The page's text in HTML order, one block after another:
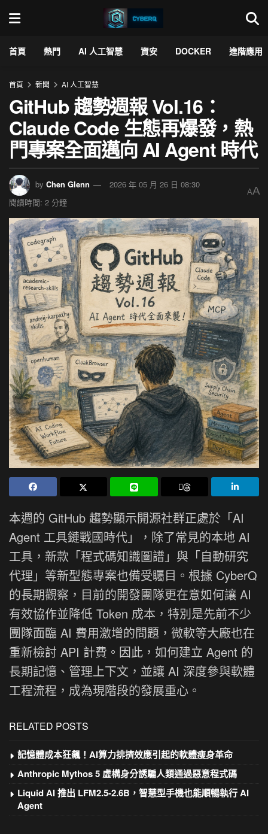
首頁 熱門 AI 人工智慧 資安 DOCKER 進階應用
首頁 新聞 AI 人工智慧
GitHub 趨勢週報 Vol.16：
Claude Code 生態再爆發，熱
門專案全面邁向 AI Agent 時代
by Chen Glenn
2026 年 05 月 26 日 08:30
閱讀時間: 2 分鐘
AA
本週的 GitHub 趨勢顯示開源社群正處於「AI
Agent 工具鏈戰國時代」，除了常見的本地 AI
工具，新款「程式碼知識圖譜」與「自動研究
代理」等新型態專案也備受矚目。根據 CyberQ
的長期觀察，目前的開發團隊更在意如何讓 AI
有效協作並降低 Token 成本，特別是先前不少
團隊面臨 AI 費用激增的問題，微軟等大廠也在
重新檢討 API 計費。因此，如何建立 Agent 的
長期記憶、管理上下文，並讓 AI 深度參與軟體
工程流程，成為現階段的發展重心。
RELATED POSTS
記憶體成本狂飆！AI算力排擠效應引起的軟體瘦身革命
Anthropic Mythos 5 虛構身分誘騙人類通過惡意程式碼
Liquid AI 推出 LFM2.5-2.6B，智慧型手機也能順暢執行 AI
Agent